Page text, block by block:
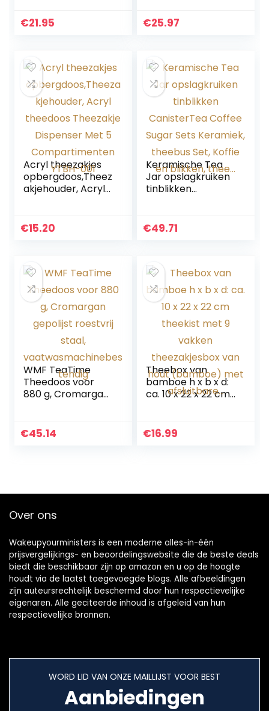
met Deksel |
€21.95
deksel, houten
€25.97
Acryl theezakjes
opbergdoos,Theez
akjehouder, Acryl
Dispenser Met 5
€15.20
Keramische Tea
Jar opslagkruiken
tinblikken
Keramiek, theebus
€49.71
WMF TeaTime
Theedoos voor
880 g, Cromargan
vaatwasmachineb
€45.14
Theebox van
bamboe h x b x d:
ca. 10 x 22 x 22 cm
theezakjesbox van
€16.99
Over ons
Wakeupyourministers is een moderne alles-in-één
prijsvergelijkings- en beoordelingswebsite die de beste deals
biedt die beschikbaar zijn op amazon en u op de hoogte
houdt via de laatst toegevoegde blogs. Alle afbeeldingen
zijn auteursrechtelijk beschermd door hun respectievelijke
eigenaren. Alle geciteerde inhoud is afgeleid van hun
respectievelijke bronnen.
WORD LID VAN ONZE MAILLIJST VOOR BEST
Aanbiedingen